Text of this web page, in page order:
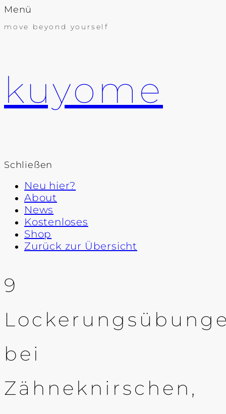
Menü
move beyond yourself
kuyome
Schließen
Neu hier?
About
News
Kostenloses
Shop
Zurück zur Übersicht
9
bei
Zähneknirschen,